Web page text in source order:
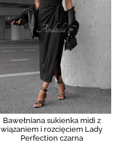
Bawełniana sukienka midi z
wiązaniem i rozcięciem Lady
Perfection czarna